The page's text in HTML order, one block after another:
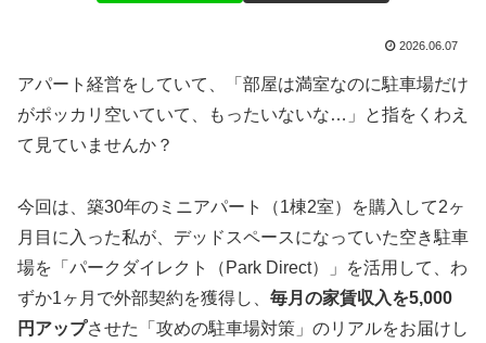
2026.06.07
アパート経営をしていて、「部屋は満室なのに駐車場だけ
がポッカリ空いていて、もったいないな…」と指をくわえ
て見ていませんか？
今回は、築30年のミニアパート（1棟2室）を購入して2ヶ
月目に入った私が、デッドスペースになっていた空き駐車
場を「パークダイレクト（Park Direct）」を活用して、わ
ずか1ヶ月で外部契約を獲得し、 毎月の家賃収入を5,000
円アップさせた「攻めの駐車場対策」のリアルをお届けし